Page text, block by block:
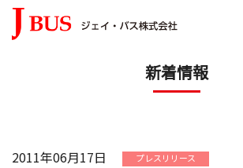
新着情報
2011年06月17日 プレスリリース